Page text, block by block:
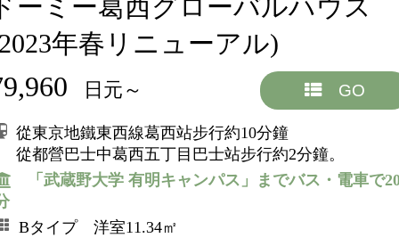
ーミー葛西グローバルハウス
年春リニューアル)
日元～ GO
從東京地鐵東西線葛西站步行約10分鐘
從都營巴士中葛西五丁目巴士站步行約2分鐘。
「武蔵野大学 有明キャンパス」までバス・電車で
Bタイプ 洋室11.34㎡